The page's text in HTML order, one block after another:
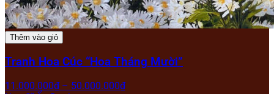
Thêm vào giỏ
Tranh Hoa Cúc “Hoa Tháng Mười”
11.000.000₫ – 50.000.000₫